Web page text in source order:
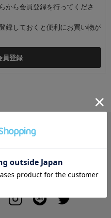
から会員登録を行ってくださ
録しておくと便利にお買い物が